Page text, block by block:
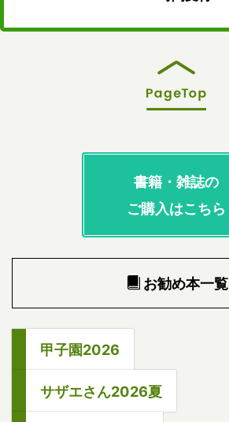
書籍・雑誌の
ご購入はこちら
お勧め本一覧
甲子園2026
サザエさん2026夏